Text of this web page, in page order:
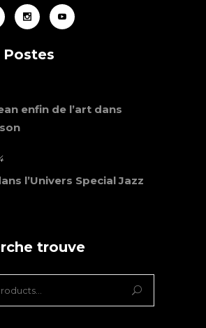
Postes
enfin de l’art dans
l’Univers Special Jazz
trouve